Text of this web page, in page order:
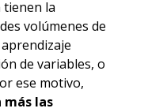
tienen la
volúmenes de
de variables, o
ese motivo,
más las